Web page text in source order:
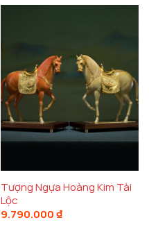
Tượng Ngựa Hoàng Kim Tài
Lộc
9.790.000 ₫